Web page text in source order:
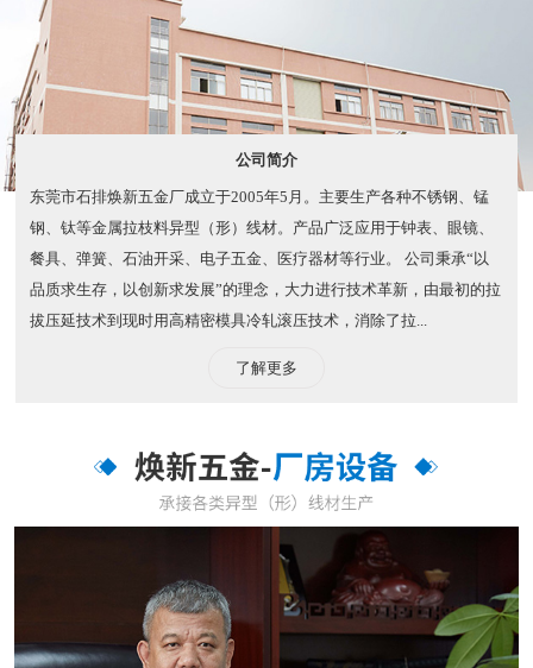
公司简介
东莞市石排焕新五金厂成立于2005年5月。主要生产各种不锈钢、锰
钢、钛等金属拉枝料异型（形）线材。产品广泛应用于钟表、眼镜、
餐具、弹簧、石油开采、电子五金、医疗器材等行业。 公司秉承“以
品质求生存，以创新求发展”的理念，大力进行技术革新，由最初的拉
拔压延技术到现时用高精密模具冷轧滚压技术，消除了拉...
了解更多